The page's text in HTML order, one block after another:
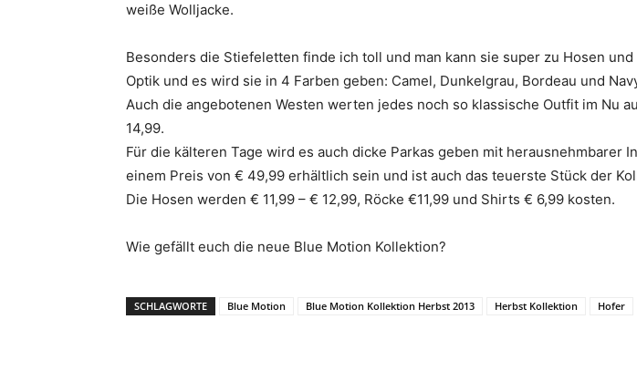
weiße Wolljacke.
Besonders die Stiefeletten finde ich toll und man kann sie super zu Hosen
Optik und es wird sie in 4 Farben geben: Camel, Dunkelgrau, Bordeau und
Auch die angebotenen Westen werten jedes noch so klassische Outfit im Nu
14,99.
Für die kälteren Tage wird es auch dicke Parkas geben mit herausnehmbarer
einem Preis von € 49,99 erhältlich sein und ist auch das teuerste Stück der
Die Hosen werden € 11,99 – € 12,99, Röcke €11,99 und Shirts € 6,99 kosten.
Wie gefällt euch die neue Blue Motion Kollektion?
SCHLAGWORTE Blue Motion Blue Motion Kollektion Herbst 2013 Herbst Kollektion Hofer